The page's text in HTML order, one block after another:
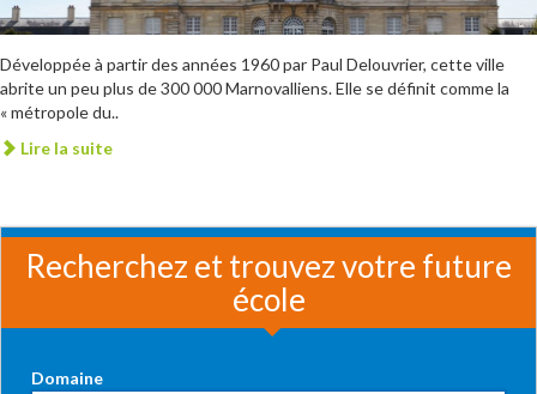
Développée à partir des années 1960 par Paul Delouvrier, cette ville
abrite un peu plus de 300 000 Marnovalliens. Elle se définit comme la
« métropole du..
Lire la suite
Recherchez et trouvez votre future
école
Domaine